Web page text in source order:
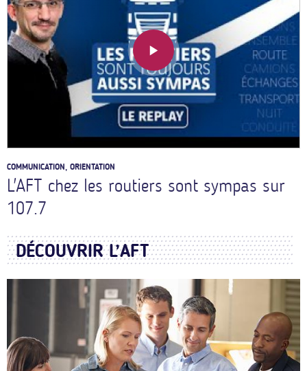
COMMUNICATION, ORIENTATION
L'AFT chez les routiers sont sympas sur
107.7
DÉCOUVRIR L’AFT